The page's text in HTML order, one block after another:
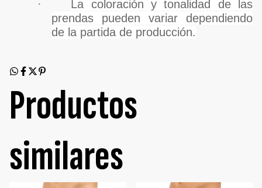
·
La coloración y tonalidad de las
prendas pueden variar dependiendo
de la partida de producción.
Productos
similares